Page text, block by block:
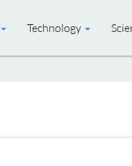
Technology